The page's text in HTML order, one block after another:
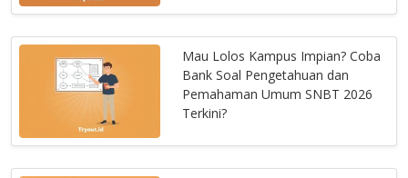
Mau Lolos Kampus Impian? Coba
Bank Soal Pengetahuan dan
Pemahaman Umum SNBT 2026
Terkini?